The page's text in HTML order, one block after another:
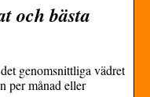
och bästa
genomsnittliga vädret
per månad eller